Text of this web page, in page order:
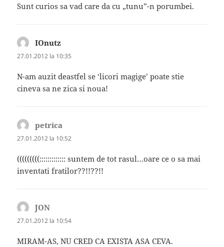
Sunt curios sa vad care da cu „tunu”-n porumbei.
IOnutz
27.01.2012 la 10:35
N-am auzit deastfel se ‘licori magige’ poate stie
cineva sa ne zica si noua!
petrica
27.01.2012 la 10:52
(((((((((::::::::::::: suntem de tot rasul…oare ce o sa mai
inventati fratilor??!!??!!
JON
27.01.2012 la 10:54
MIRAM-AS, NU CRED CA EXISTA ASA CEVA.